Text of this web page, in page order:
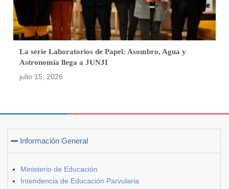
La serie Laboratorios de Papel: Asombro, Agua y
Astronomía llega a JUNJI
julio 15, 2026
Información General
Ministerio de Educación
Intendencia de Educación Parvularia